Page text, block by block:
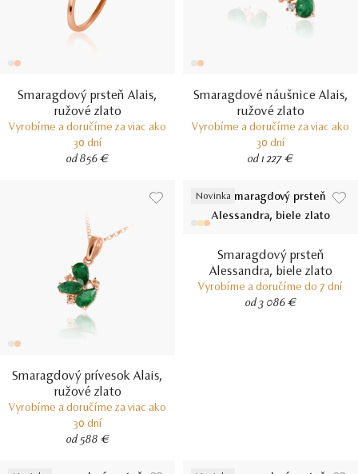
Smaragdový prsteň Alais,
ružové zlato
Vyrobíme a doručíme za viac ako
30 dní
od 856 €
Smaragdové náušnice Alais,
ružové zlato
Vyrobíme a doručíme za viac ako
30 dní
od 1 227 €
Smaragdový prívesok Alais,
ružové zlato
Vyrobíme a doručíme za viac ako
30 dní
od 588 €
Novinka
Smaragdový prsteň
Alessandra, biele zlato
Vyrobíme a doručíme do 7 dní
od 3 086 €